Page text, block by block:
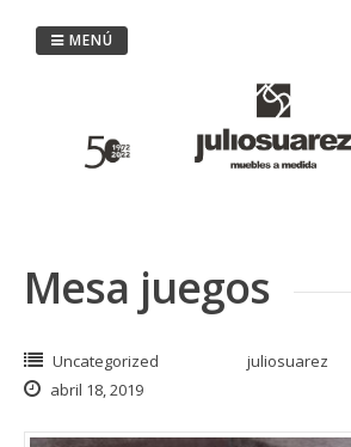
MENÚ
Mesa juegos
Uncategorized
juliosuarez
abril 18, 2019